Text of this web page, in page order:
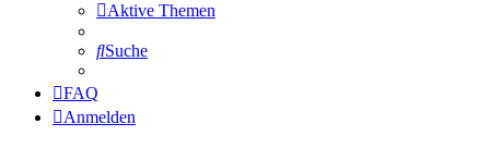
Aktive Themen
Suche
FAQ
Anmelden